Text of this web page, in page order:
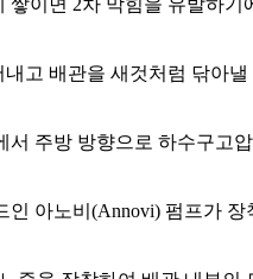
쌓이면 2차 막힘을 유발하기
고 배관을 새것처럼 닦아낼
서 주방 방향으로 하수구고
인 아노비(Annovi) 펌프가 장